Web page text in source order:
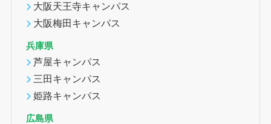
大阪天王寺キャンパス
大阪梅田キャンパス
兵庫県
芦屋キャンパス
三田キャンパス
姫路キャンパス
広島県